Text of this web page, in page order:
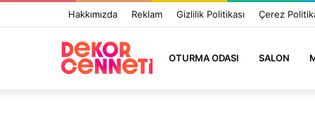
Hakkımızda Reklam Gizlilik Politikası Çerez
OTURMA ODASI SALON